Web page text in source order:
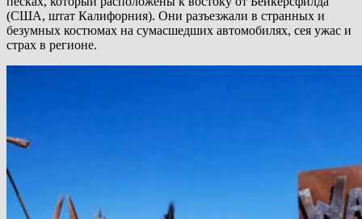
(США, штат Калифорния). Они разъезжали в странных и
безумных костюмах на сумасшедших автомобилях, сея ужас и
страх в регионе.